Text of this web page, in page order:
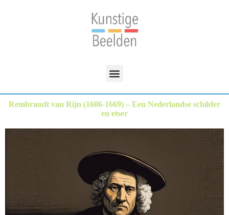
Rembrandt van Rijn (1606-1669) – Een Nederlandse schilder
en etser